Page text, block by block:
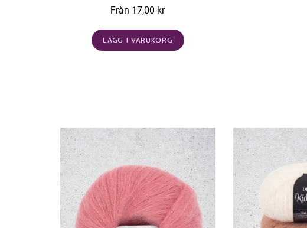
Från 17,00 kr
LÄGG I VARUKORG